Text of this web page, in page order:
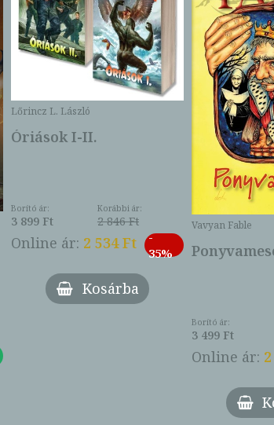
Lőrincz L. László
Óriások I-II.
Borító ár:
3 899 Ft
Korábbi ár:
2 846 Ft
Online ár: 2 534 Ft
-
35%
Kosárba
Vavyan Fable
Borító ár:
3 499 Ft
Online ár: